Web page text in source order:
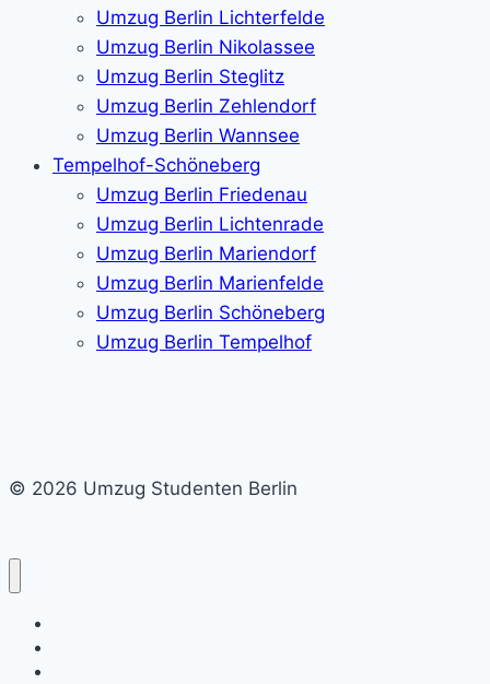
Umzug Berlin Lichterfelde
Umzug Berlin Nikolassee
Umzug Berlin Steglitz
Umzug Berlin Zehlendorf
Umzug Berlin Wannsee
Tempelhof-Schöneberg
Umzug Berlin Friedenau
Umzug Berlin Lichtenrade
Umzug Berlin Mariendorf
Umzug Berlin Marienfelde
Umzug Berlin Schöneberg
Umzug Berlin Tempelhof
© 2026 Umzug Studenten Berlin